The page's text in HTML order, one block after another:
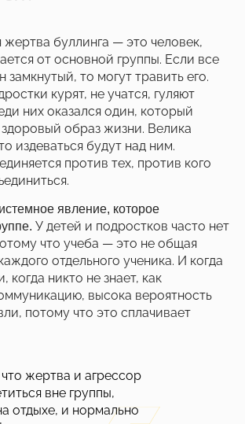
жертва буллинга — это человек,
от основной группы. Если все
замкнутый, то могут травить его.
курят, не учатся, гуляют
них оказался один, который
здоровый образ жизни. Велика
издеваться будут над ним.
против тех, против кого
явление, которое
У детей и подростков часто нет
что учеба — это не общая
отдельного ученика. И когда
когда никто не знает, как
высока вероятность
потому что это сплачивает
жертва и агрессор
вне группы,
отдыхе, и нормально